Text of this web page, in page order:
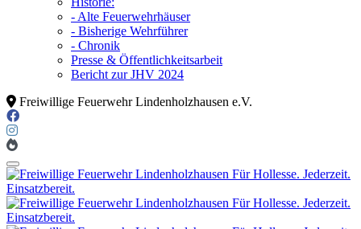
- Alte Feuerwehrhäuser
- Bisherige Wehrführer
- Chronik
Presse & Öffentlichkeitsarbeit
Bericht zur JHV 2024
Freiwillige Feuerwehr Lindenholzhausen e.V.